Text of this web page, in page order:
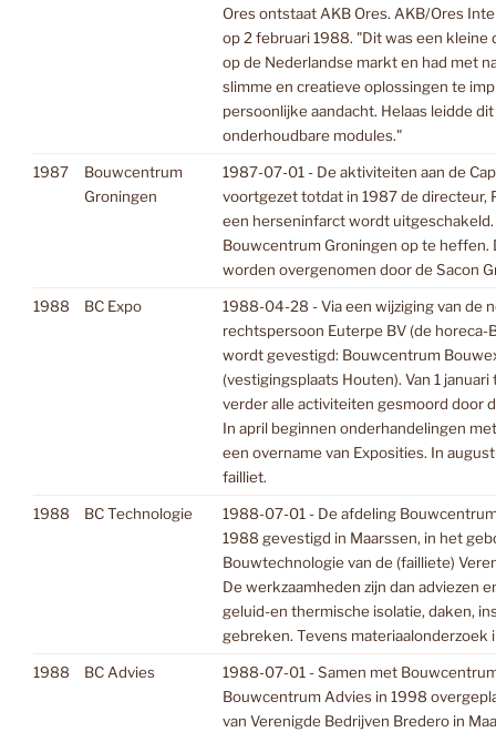
Ores ontstaat AKB Ores. AKB/Ores
op 2 februari 1988. "Dit was een kleine
op de Nederlandse markt en had met
slimme en creatieve oplossingen te
persoonlijke aandacht. Helaas leidde
onderhoudbare modules."
1987
Bouwcentrum
Groningen
1987-07-01 - De aktiviteiten aan de
voortgezet totdat in 1987 de directeur,
een herseninfarct wordt
Bouwcentrum Groningen op te heffen.
worden overgenomen door de Sacon
1988 BC Expo
1988-04-28 - Via een wijziging van de
rechtspersoon Euterpe BV (de horeca-
wordt gevestigd: Bouwcentrum
(vestigingsplaats Houten). Van 1
verder alle activiteiten gesmoord door
In april beginnen onderhandelingen
een overname van Exposities. In
failliet.
1988 BC Technologie
1988-07-01 - De afdeling
1988 gevestigd in Maarssen, in het
Bouwtechnologie van de (failliete)
De werkzaamheden zijn dan adviezen
geluid-en thermische isolatie, daken,
gebreken. Tevens materiaalonderzoek
1988 BC Advies
1988-07-01 - Samen met
Bouwcentrum Advies in 1998
van Verenigde Bedrijven Bredero in